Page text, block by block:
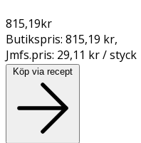
815,19kr
Butikspris: 815,19 kr,
Jmfs.pris: 29,11 kr / styck
Köp via recept